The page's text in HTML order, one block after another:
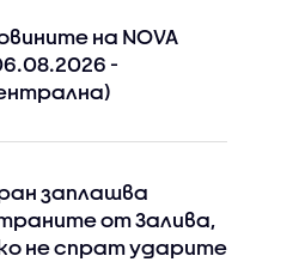
на NOVA
-
заплашва
от Залива,
не спрат ударите